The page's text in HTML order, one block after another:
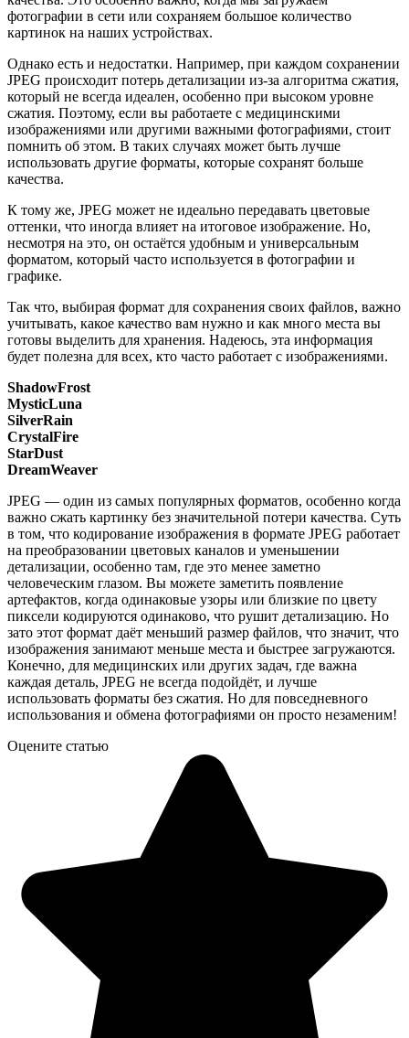
фотографии в сети или сохраняем большое количество
картинок на наших устройствах.
Однако есть и недостатки. Например, при каждом сохранении
JPEG происходит потерь детализации из-за алгоритма сжатия,
который не всегда идеален, особенно при высоком уровне
сжатия. Поэтому, если вы работаете с медицинскими
изображениями или другими важными фотографиями, стоит
помнить об этом. В таких случаях может быть лучше
использовать другие форматы, которые сохранят больше
качества.
К тому же, JPEG может не идеально передавать цветовые
оттенки, что иногда влияет на итоговое изображение. Но,
несмотря на это, он остаётся удобным и универсальным
форматом, который часто используется в фотографии и
графике.
Так что, выбирая формат для сохранения своих файлов, важно
учитывать, какое качество вам нужно и как много места вы
готовы выделить для хранения. Надеюсь, эта информация
будет полезна для всех, кто часто работает с изображениями.
ShadowFrost
MysticLuna
SilverRain
CrystalFire
StarDust
DreamWeaver
JPEG — один из самых популярных форматов, особенно когда
важно сжать картинку без значительной потери качества. Суть
в том, что кодирование изображения в формате JPEG работает
на преобразовании цветовых каналов и уменьшении
детализации, особенно там, где это менее заметно
человеческим глазом. Вы можете заметить появление
артефактов, когда одинаковые узоры или близкие по цвету
пиксели кодируются одинаково, что рушит детализацию. Но
зато этот формат даёт меньший размер файлов, что значит, что
изображения занимают меньше места и быстрее загружаются.
Конечно, для медицинских или других задач, где важна
каждая деталь, JPEG не всегда подойдёт, и лучше
использовать форматы без сжатия. Но для повседневного
использования и обмена фотографиями он просто незаменим!
Оцените статью